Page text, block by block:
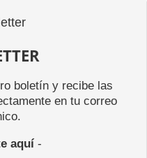
boletín y recibe las
en tu correo
aquí-